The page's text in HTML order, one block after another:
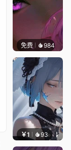
免费 984辰东
￥1 93 辰东